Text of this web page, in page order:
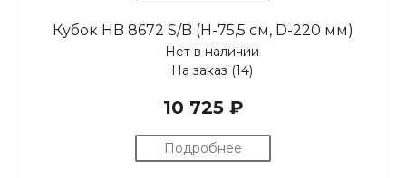
Кубок HB 8672 S/B (H-75,5 см, D-220 мм)
Нет в наличии
На заказ (14)
10 725 ₽
Подробнее